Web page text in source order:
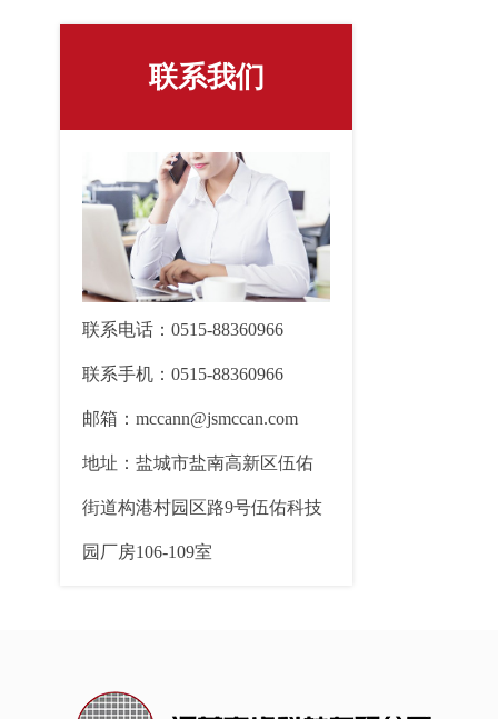
联系我们
联系电话：0515-88360966
联系手机：0515-88360966
邮箱：mccann@jsmccan.com
地址：盐城市盐南高新区伍佑
街道构港村园区路9号伍佑科技
园厂房106-109室